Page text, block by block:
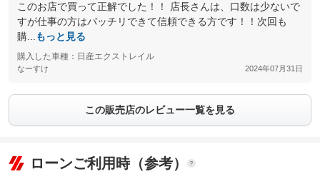
このお店で買って正解でした！！ 店長さんは、口数は少ないで
すが仕事の方はバッチリできて信頼できる方です！！次回も
購...
もっと見る
購入した車種：日産エクストレイル
なーすけ 2024年07月31日
この販売店のレビュー一覧を見る
ローンご利用時（参考）